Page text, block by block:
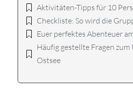
Aktivitäten-Tipps für 10
Checkliste: So wird die
Euer perfektes Abenteuer
Häufig gestellte Fragen zum
Ostsee